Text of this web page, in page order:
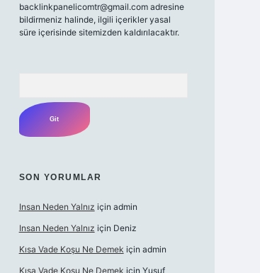
backlinkpanelicomtr@gmail.comadresine
bildirmeniz halinde, ilgili içerikler yasal
süre içerisinde sitemizden kaldırılacaktır.
SON YORUMLAR
Insan Neden Yalnız için admin
Insan Neden Yalnız için Deniz
Kısa Vade Koşu Ne Demek için admin
Kısa Vade Koşu Ne Demek için Yusuf